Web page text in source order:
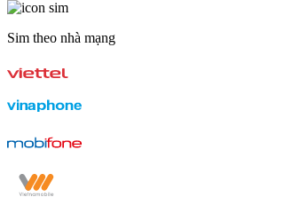
Sim theo nhà mạng